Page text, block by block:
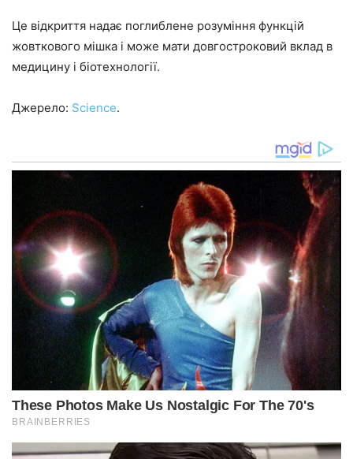
Це відкриття надає поглиблене розуміння функцій
жовткового мішка і може мати довгостроковий вклад в
медицину і біотехнології.
Джерело: Science.